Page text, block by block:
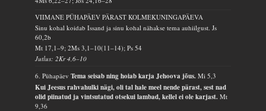
VIIMANE PÜHAPÄEV PÄRAST KOLMEKUNINGAPÄEVA
Sinu kohal koidab Issand ja sinu kohal nähakse tema auhiilgust.Js
60,2b
Mt 17,1–9; 2Ms 3,1–10(11–14); Ps 54
Jutlus: 2Kr 4,6–10
6. PühapäevTema seisab ning hoiab karja Jehoova jõus.Mi 5,3
Kui Jeesus rahvahulki nägi, oli tal hale meel nende pärast, sest nad
olid piinatud ja vintsutatud otsekui lambad, kellel ei ole karjast.Mt
9,36